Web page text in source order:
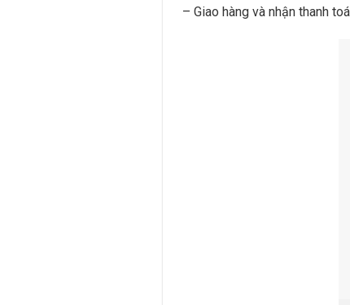
– Giao hàng và nhận thanh